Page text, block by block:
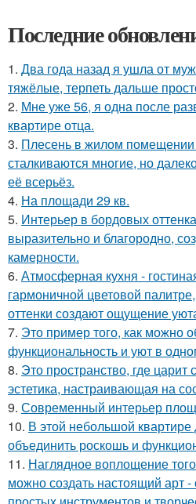
Последние
1. Два года назад я ушла от
тяжёлые, терпеть дальше
2. Мне уже 56, я одна после
квартире отца.
3. Плесень в жилом помещении
сталкиваются многие, но
её всерьёз.
4. На площади 29 кв.
5. Интерьер в бордовых
выразительно и благородно,
камерности.
6. Атмосферная кухня -
гармоничной цветовой
оттенки создают ощущение
7. Это пример того, как можно
функциональность и уют в
8. Это пространство, где царит
эстетика, настраивающая на
9. Современный интерьер
10. В этой небольшой квартире
объединить роскошь и
11. Наглядное воплощение
можно создать настоящий арт